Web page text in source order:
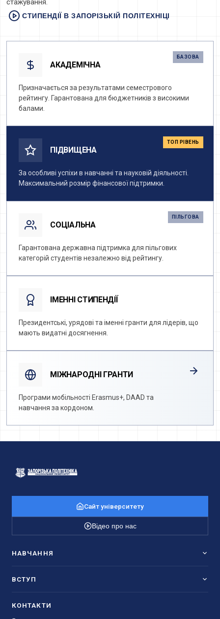
стажування.
СТИПЕНДІЇ В ЗАПОРІЗЬКІЙ ПОЛІТЕХНІЦІ
АКАДЕМІЧНА
Призначається за результатами семестрового
рейтингу. Гарантована для бюджетників з високими
балами.
ПІДВИЩЕНА
За особливі успіхи в навчанні та науковій діяльності.
Максимальний розмір фінансової підтримки.
СОЦІАЛЬНА
Гарантована державна підтримка для пільгових
категорій студентів незалежно від рейтингу.
ІМЕННІ СТИПЕНДІЇ
Президентські, урядові та іменні гранти для лідерів, що
мають видатні досягнення.
МІЖНАРОДНІ ГРАНТИ
Програми мобільності Erasmus+, DAAD та
навчання за кордоном.
Сайт університету
Відео про нас
НАВЧАННЯ
ВСТУП
КОНТАКТИ